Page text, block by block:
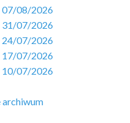
07/08/2026
31/07/2026
24/07/2026
17/07/2026
10/07/2026
archiwum